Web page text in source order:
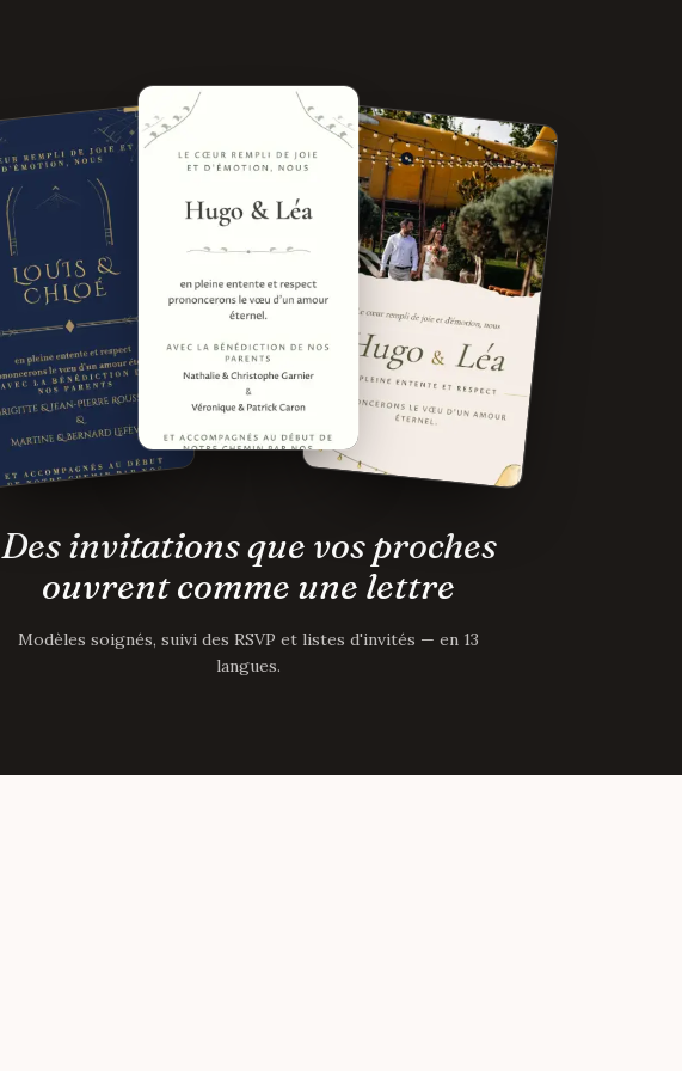
Des invitations que vos proches
ouvrent comme une lettre
Modèles soignés, suivi des RSVP et listes d'invités — en 13
langues.